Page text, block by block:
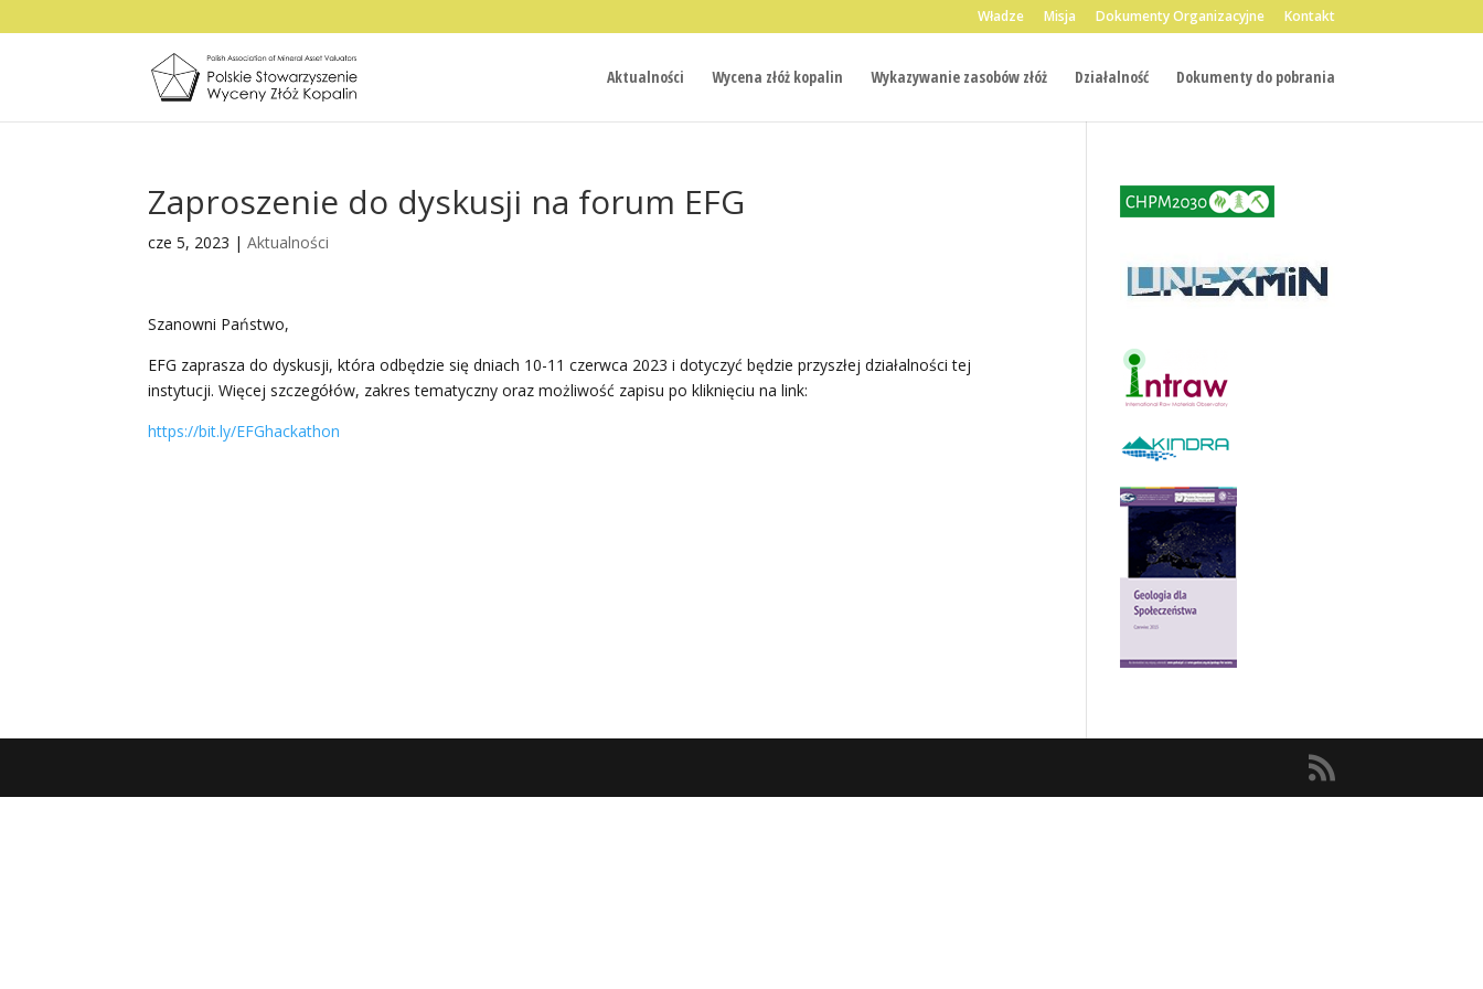
Władze Misja Dokumenty Organizacyjne Kontakt
Aktualności Wycena złóż kopalin Wykazywanie zasobów złóż Działalność Dokumenty do pobrania
Zaproszenie do dyskusji na forum EFG
cze 5, 2023 |Aktualności
Szanowni Państwo,
EFG zaprasza do dyskusji, która odbędzie się dniach 10-11 czerwca 2023 i dotyczyć będzie przyszłej działalności tej
instytucji. Więcej szczegółów, zakres tematyczny oraz możliwość zapisu po kliknięciu na link:
https://bit.ly/EFGhackathon